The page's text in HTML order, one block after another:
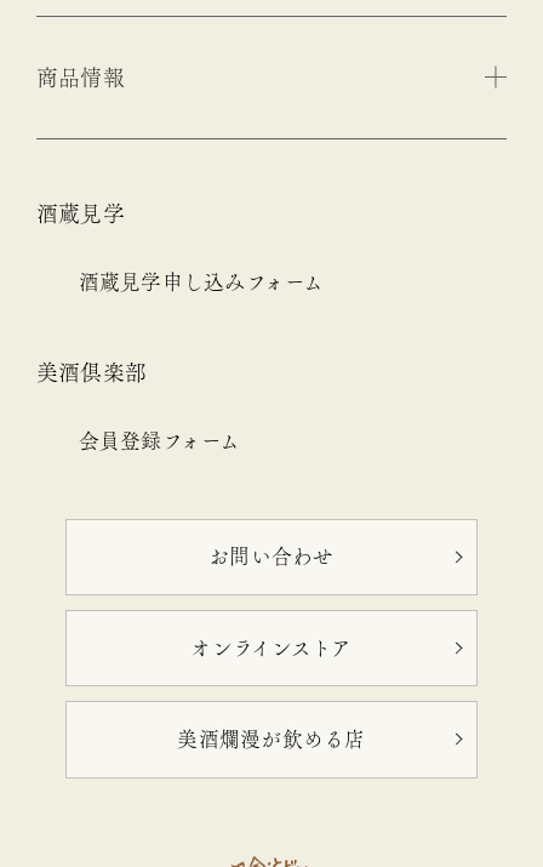
商品情報
酒蔵見学
酒蔵見学申し込みフォーム
美酒倶楽部
会員登録フォーム
お問い合わせ
オンラインストア
美酒爛漫が飲める店